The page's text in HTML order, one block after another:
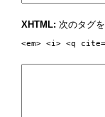
63
64
66
67
If
End
XHTML: 次のタグ
<em> <i> <q